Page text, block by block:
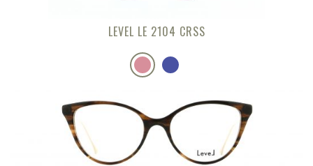
LEVEL LE 2104 CRSS